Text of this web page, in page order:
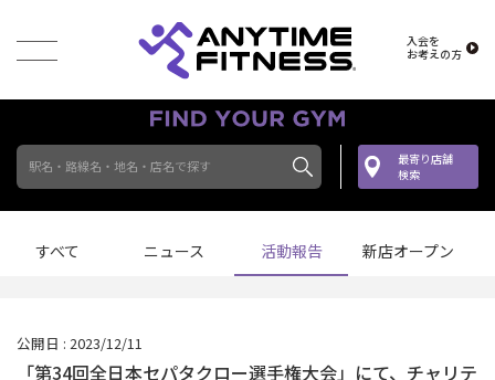
入会を
お考えの方
駅名・路線名・地名・店名で探す
最寄り店舗
検索
すべて ニュース 活動報告 新店オープン
公開日 : 2023/12/11
「第34回全日本セパタクロー選手権大会」にて、チャリテ